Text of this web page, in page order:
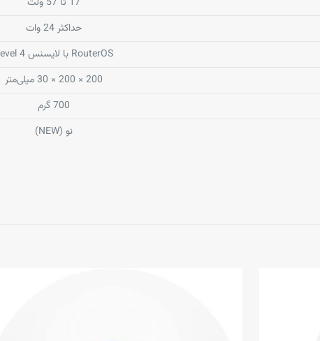
حداکثر 24 وات
RouterOS با لایسنس Level 4
200 × 200 × 30 میلی‌متر
700 گرم
نو (NEW)